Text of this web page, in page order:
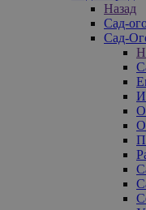
Назад
Сад-
Сад-